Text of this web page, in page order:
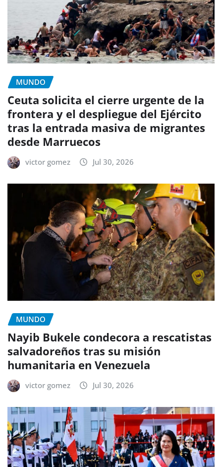
MUNDO
Ceuta solicita el cierre urgente de la
frontera y el despliegue del Ejército
tras la entrada masiva de migrantes
desde Marruecos
victor gomez Jul 30, 2026
MUNDO
Nayib Bukele condecora a rescatistas
salvadoreños tras su misión
humanitaria en Venezuela
victor gomez Jul 30, 2026